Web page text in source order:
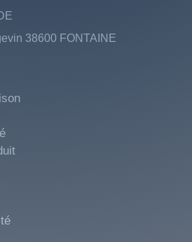
38600 FONTAINE